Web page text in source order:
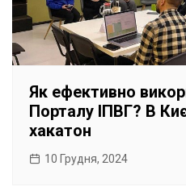
Як ефективно
Порталу ІПВГ? В
хакатон
10 Грудня, 2024